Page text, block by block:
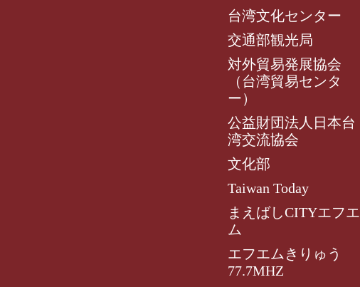
台湾文化センター
交通部観光局
対外貿易発展協会
（台湾貿易センタ
ー）
公益財団法人日本台
湾交流協会
文化部
Taiwan Today
まえばしCITYエフエ
ム
エフエムきりゅう
77.7MHZ